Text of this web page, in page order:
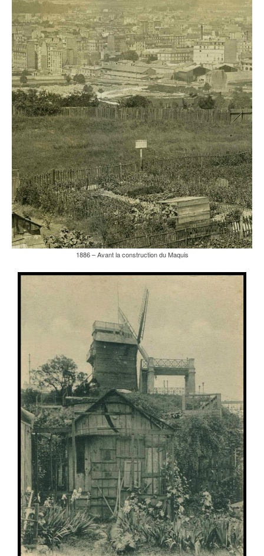
1886 – Avant la construction du Maquis